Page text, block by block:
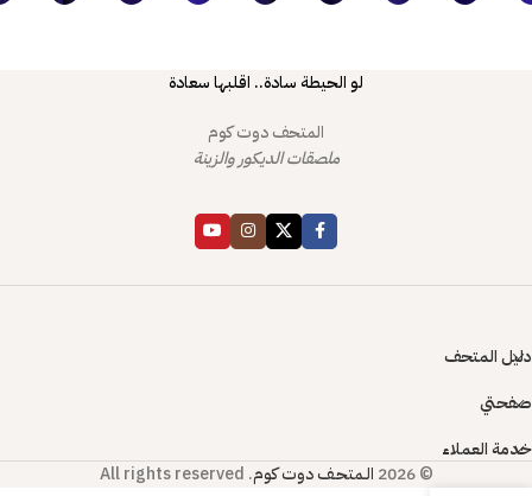
لو الحيطة سادة.. اقلبها سعادة
المتحف دوت كوم
ملصقات الديكور والزينة
دليل المتحف
صفحتي
خدمة العملاء
© 2026
الـمتحـف دوت كوم. All rights reserved